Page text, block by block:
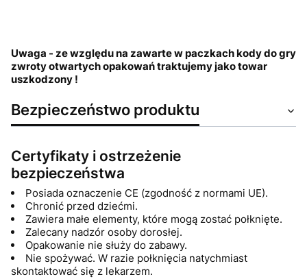
Uwaga - ze względu na zawarte w paczkach kody do gry
zwroty otwartych opakowań traktujemy jako towar
uszkodzony !
Bezpieczeństwo produktu
Certyfikaty i ostrzeżenie
bezpieczeństwa
Posiada oznaczenie CE (zgodność z normami UE).
Chronić przed dziećmi.
Zawiera małe elementy, które mogą zostać połknięte.
Zalecany nadzór osoby dorosłej.
Opakowanie nie służy do zabawy.
Nie spożywać. W razie połknięcia natychmiast
skontaktować się z lekarzem.